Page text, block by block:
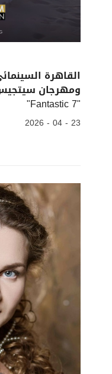
القاهرة
ومهرجان
"Fantastic 7"
23 - 04 - 2026